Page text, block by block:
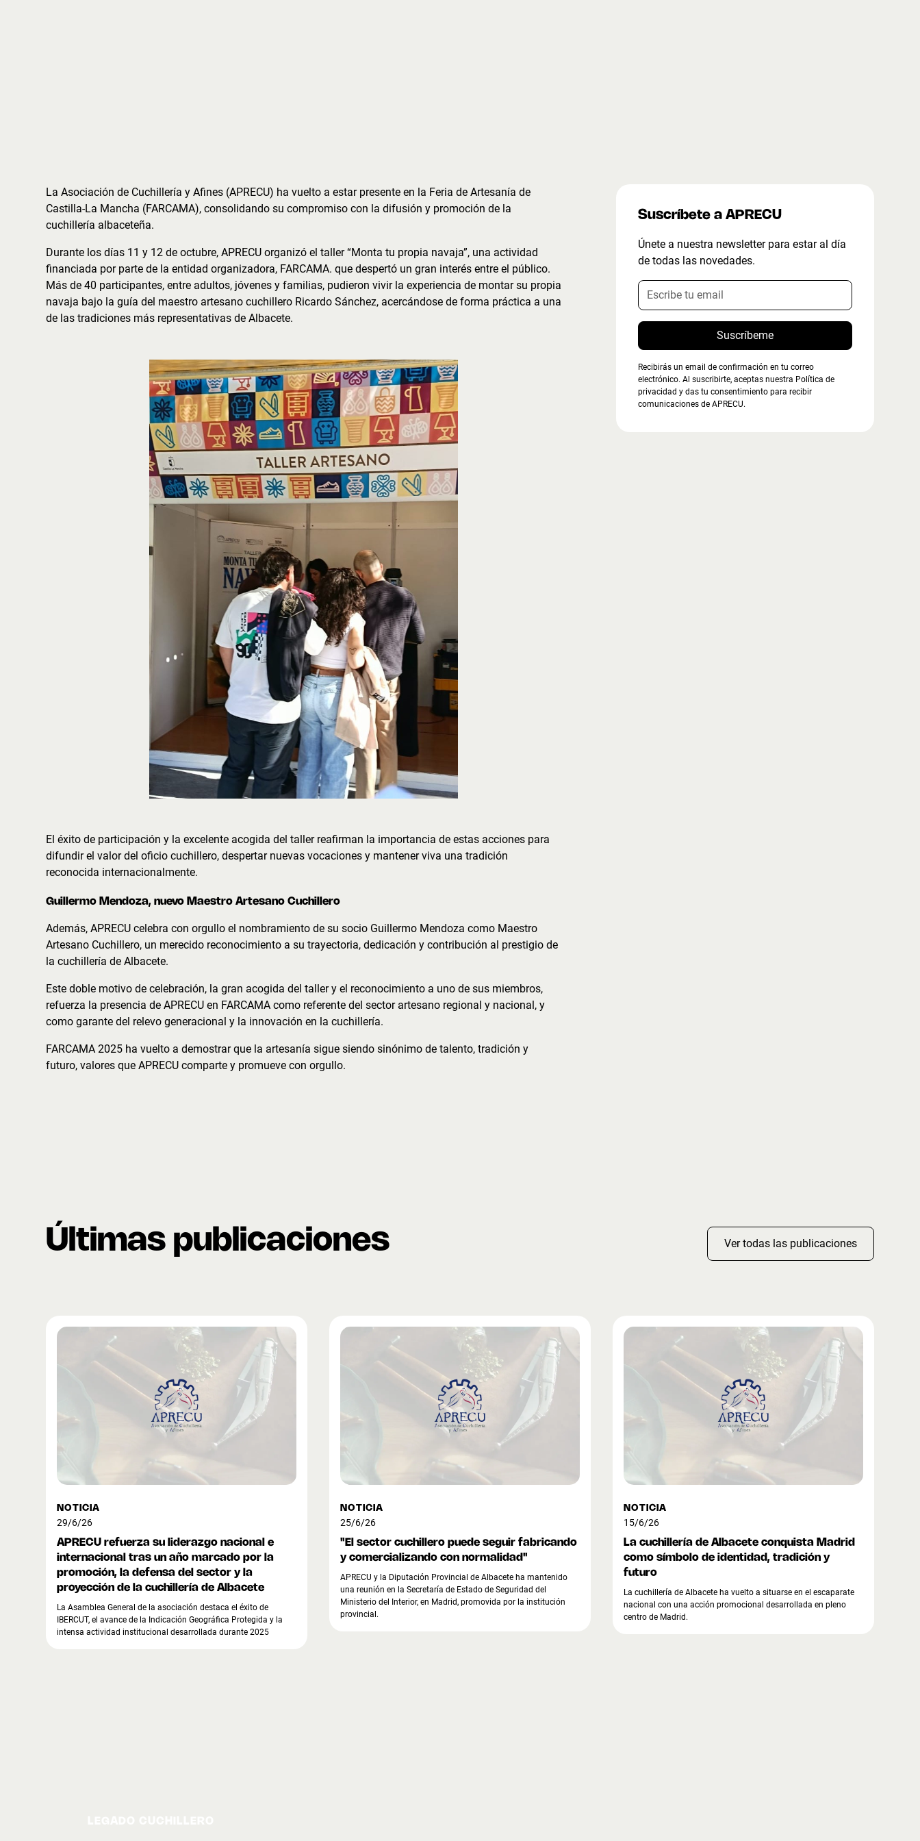
La Asociación de Cuchillería y Afines (APRECU) ha vuelto a estar presente en la Feria de Artesanía de
Castilla-La Mancha (FARCAMA), consolidando su compromiso con la difusión y promoción de la
cuchillería albaceteña.
Durante los días 11 y 12 de octubre, APRECU organizó el taller “Monta tu propia navaja”, una actividad
financiada por parte de la entidad organizadora, FARCAMA. que despertó un gran interés entre el público.
Más de 40 participantes, entre adultos, jóvenes y familias, pudieron vivir la experiencia de montar su propia
navaja bajo la guía del maestro artesano cuchillero Ricardo Sánchez, acercándose de forma práctica a una
de las tradiciones más representativas de Albacete.
El éxito de participación y la excelente acogida del taller reafirman la importancia de estas acciones para
difundir el valor del oficio cuchillero, despertar nuevas vocaciones y mantener viva una tradición
reconocida internacionalmente.
Guillermo Mendoza, nuevo Maestro Artesano Cuchillero
Además, APRECU celebra con orgullo el nombramiento de su socio Guillermo Mendoza como Maestro
Artesano Cuchillero, un merecido reconocimiento a su trayectoria, dedicación y contribución al prestigio de
la cuchillería de Albacete.
Este doble motivo de celebración, la gran acogida del taller y el reconocimiento a uno de sus miembros,
refuerza la presencia de APRECU en FARCAMA como referente del sector artesano regional y nacional, y
como garante del relevo generacional y la innovación en la cuchillería.
FARCAMA 2025 ha vuelto a demostrar que la artesanía sigue siendo sinónimo de talento, tradición y
futuro, valores que APRECU comparte y promueve con orgullo.
Suscríbete a APRECU
Únete a nuestra newsletter para estar al día
de todas las novedades.
Recibirás un email de confirmación en tu correo
electrónico. Al suscribirte, aceptas nuestra Política de
privacidad y das tu consentimiento para recibir
comunicaciones de APRECU.
Últimas publicaciones Ver todas las publicaciones
NOTICIA
29/6/26
APRECU refuerza su liderazgo nacional e
internacional tras un año marcado por la
promoción, la defensa del sector y la
proyección de la cuchillería de Albacete
La Asamblea General de la asociación destaca el éxito de
IBERCUT, el avance de la Indicación Geográfica Protegida y la
intensa actividad institucional desarrollada durante 2025
NOTICIA
25/6/26
"El sector cuchillero puede seguir fabricando
y comercializando con normalidad"
APRECU y la Diputación Provincial de Albacete ha mantenido
una reunión en la Secretaría de Estado de Seguridad del
Ministerio del Interior, en Madrid, promovida por la institución
provincial.
NOTICIA
15/6/26
La cuchillería de Albacete conquista Madrid
como símbolo de identidad, tradición y
futuro
La cuchillería de Albacete ha vuelto a situarse en el escaparate
nacional con una acción promocional desarrollada en pleno
centro de Madrid.